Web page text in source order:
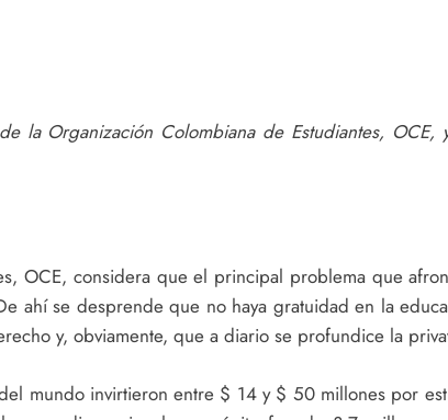
la Organización Colombiana de Estudiantes, OCE,
OCE, considera que el principal problema que
ahí se desprende que no haya gratuidad en la
y, obviamente, que a diario se profundice la
mundo invirtieron entre $ 14 y $ 50 millones por